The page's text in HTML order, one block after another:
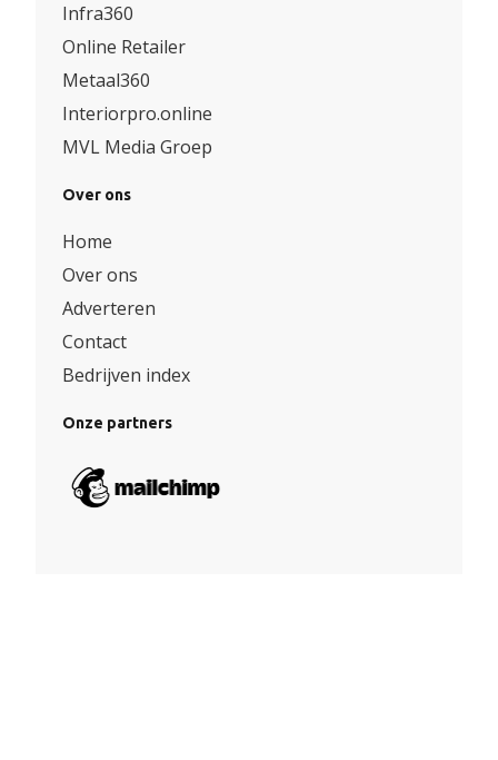
Infra360
Online Retailer
Metaal360
Interiorpro.online
MVL Media Groep
Over ons
Home
Over ons
Adverteren
Contact
Bedrijven index
Onze partners